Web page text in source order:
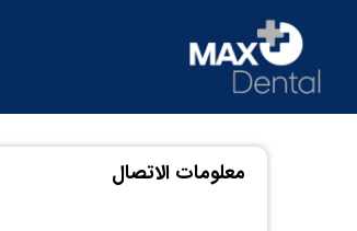
معلومات الاتصال